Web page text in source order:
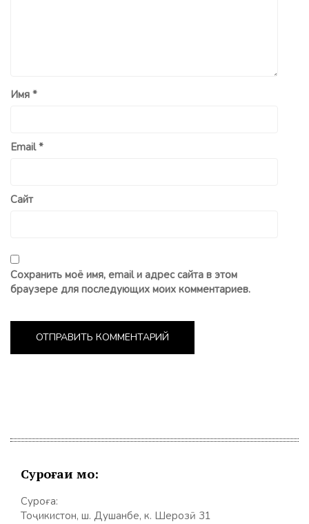
Имя *
Email*
Сайт
Сохранить моё имя, email и адрес сайта в этом
браузере для последующих моих комментариев.
Суроғаи мо:
Суроға:
Тоҷикистон, ш. Душанбе, к. Шерозӣ 31